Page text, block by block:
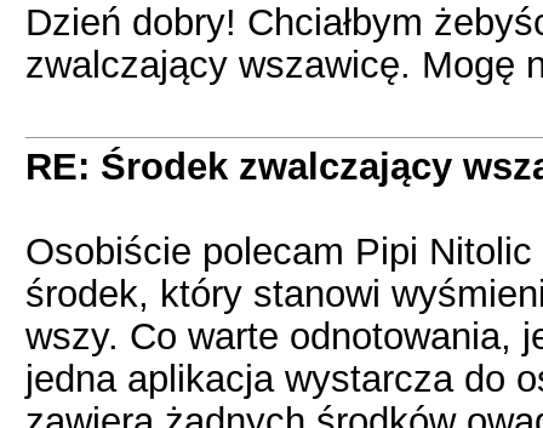
Dzień dobry! Chciałbym
zwalczający wszawicę. Mogę
RE: Środek zwalczający
Osobiście polecam Pipi
środek, który stanowi
wszy. Co warte odnotowania,
jedna aplikacja wystarcza do